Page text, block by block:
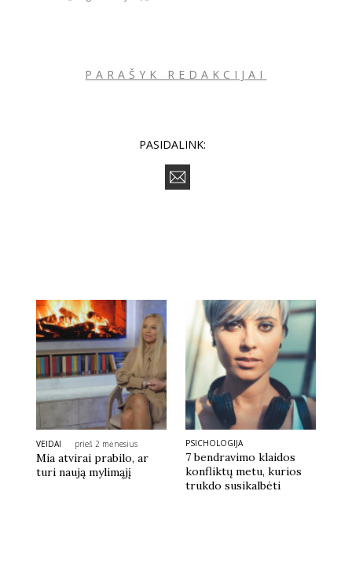
PARAŠYK REDAKCIJAI
PASIDALINK:
VEIDAI prieš 2 mėnesius
Mia atvirai prabilo, ar
turi naują mylimąjį
PSICHOLOGIJA
7 bendravimo klaidos
konfliktų metu, kurios
trukdo susikalbėti